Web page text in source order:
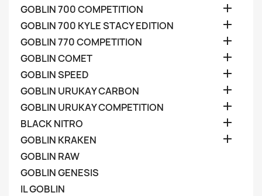
GOBLIN 700 COMPETITION 
GOBLIN 700 KYLE STACY EDITION 
GOBLIN 770 COMPETITION 
GOBLIN COMET 
GOBLIN SPEED 
GOBLIN URUKAY CARBON 
GOBLIN URUKAY COMPETITION 
BLACK NITRO 
GOBLIN KRAKEN 
GOBLIN RAW
GOBLIN GENESIS
IL GOBLIN